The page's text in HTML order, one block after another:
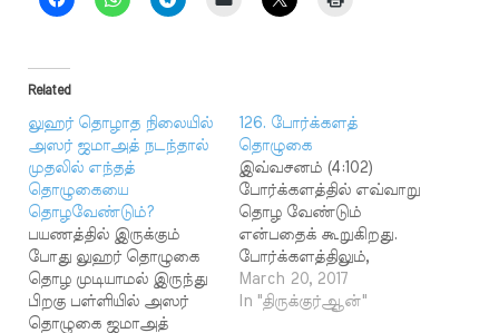
Related
லுஹர் தொழாத நிலையில்
அஸர் ஜமாஅத் நடந்தால்
முதலில் எந்தத்
தொழுகையை
தொழவேண்டும்?
பயணத்தில் இருக்கும்
போது லுஹர் தொழுகை
தொழ முடியாமல் இருந்து
பிறகு பள்ளியில் அஸர்
தொழுகை ஜமாஅத்
126. போர்க்களத்
தொழுகை
இவ்வசனம் (4:102)
போர்க்களத்தில் எவ்வாறு
தொழ வேண்டும்
என்பதைக் கூறுகிறது.
போர்க்களத்திலும்,
எதிரிகள் தாக்கி
விடுவார்கள் என்று
March 20, 2017
In "திருக்குர்ஆன்"